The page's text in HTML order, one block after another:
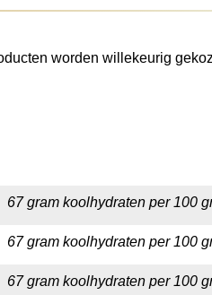
worden willekeurig
67 gram koolhydraten per 100
67 gram koolhydraten per 100
67 gram koolhydraten per 100